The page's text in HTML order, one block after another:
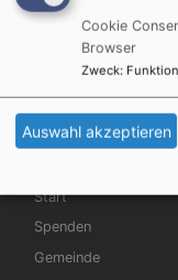
Eine neue
Aus dem
Sonntag
Start
Spenden
Gemeinde
Cookie
Browser
Zweck:
Auswahl akzeptieren